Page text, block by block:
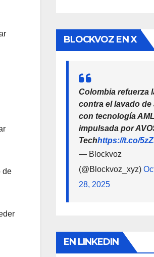
de
BLOCKVOZ EN X
Colombia refuerza
contra el lavado de
con tecnología AML
impulsada por
Techhttps://t.co/
— Blockvoz
(@Blockvoz_xyz)
28, 2025
EN LINKEDIN